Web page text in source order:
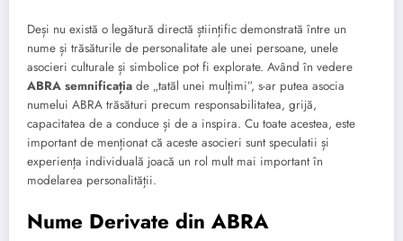
Deși nu există o legătură directă științific demonstrată între un
nume și trăsăturile de personalitate ale unei persoane, unele
asocieri culturale și simbolice pot fi explorate. Având în vedere
ABRA semnificația de „tatăl unei mulțimi”, s-ar putea asocia
numelui ABRA trăsături precum responsabilitatea, grijă,
capacitatea de a conduce și de a inspira. Cu toate acestea, este
important de menționat că aceste asocieri sunt speculatii și
experiența individuală joacă un rol mult mai important în
modelarea personalității.
Nume Derivate din ABRA